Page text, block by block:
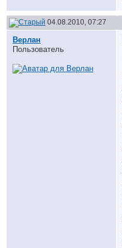
04.08.2010, 07:27
Верлан
Пользователь